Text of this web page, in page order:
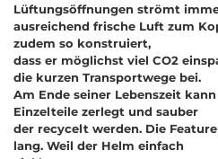
Lüftungsöffnungen strömt
ausreichend frische Luft zum
zudem so konstruiert,
dass er möglichst viel CO2
die kurzen Transportwege bei.
Am Ende seiner Lebenszeit
Einzelteile zerlegt und sauber
der recycelt werden. Die
lang. Weil der Helm einfach